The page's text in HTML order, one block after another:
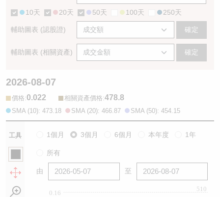
10天 20天 50天 100天 250天
輔助圖表 (認股證) 確定
輔助圖表 (相關資產) 確定
2026-08-07
價格:0.022 相關資產價格:478.8
SMA (10): 473.18 SMA (20): 466.87 SMA (50): 454.15
工具 1個月 3個月 6個月 本年度 1年
所有
由 至
0.16
510